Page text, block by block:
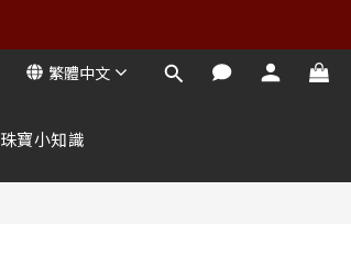
繁體中文
珠寶小知識